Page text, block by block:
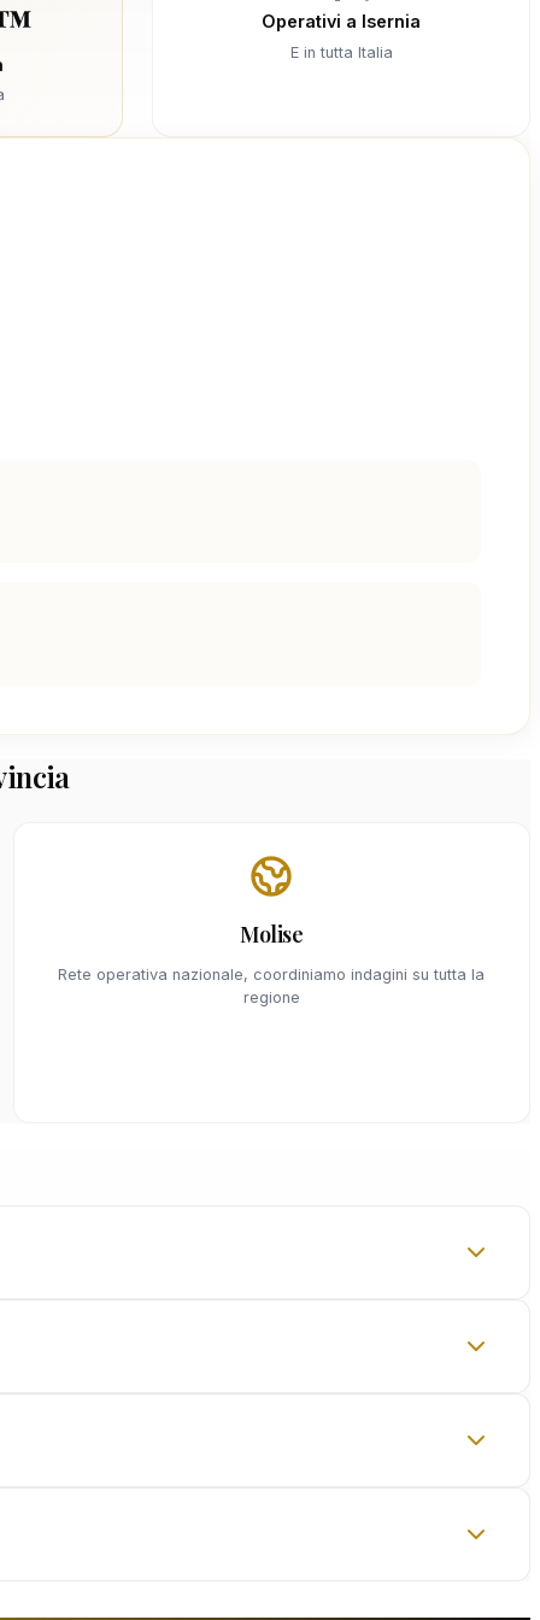
Operativi a Isernia
E in tutta Italia
Molise
Rete operativa nazionale, coordiniamo indagini su tutta la
regione
multidisciplinare e la GARANZIA LEGALIS™
riservata e senza impegno. Ti spiegheremo